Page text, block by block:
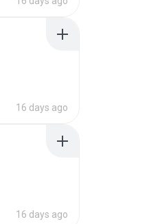
16 days ago
16 days ago